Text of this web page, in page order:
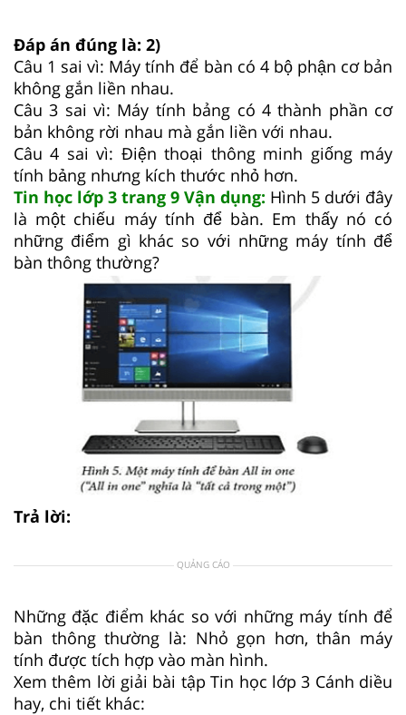
Đáp án đúng là: 2)
Câu 1 sai vì: Máy tính để bàn có 4 bộ phận cơ bản
không gắn liền nhau.
Câu 3 sai vì: Máy tính bảng có 4 thành phần cơ
bản không rời nhau mà gắn liền với nhau.
Câu 4 sai vì: Điện thoại thông minh giống máy
tính bảng nhưng kích thước nhỏ hơn.
Tin học lớp 3 trang 9 Vận dụng: Hình 5 dưới đây
là một chiếu máy tính để bàn. Em thấy nó có
những điểm gì khác so với những máy tính để
bàn thông thường?
Trả lời:
QUẢNG CÁO
Những đặc điểm khác so với những máy tính để
bàn thông thường là: Nhỏ gọn hơn, thân máy
tính được tích hợp vào màn hình.
Xem thêm lời giải bài tập Tin học lớp 3 Cánh diều
hay, chi tiết khác: